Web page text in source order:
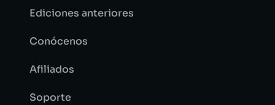
Ediciones anteriores
Conócenos
Afiliados
Soporte